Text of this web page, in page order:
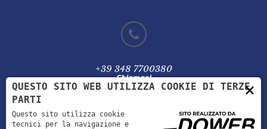
+39 348 7700380
Chiamaci
×
QUESTO SITO WEB UTILIZZA COOKIE DI TERZE
PARTI
Questo sito utilizza cookie
tecnici per la navigazione e